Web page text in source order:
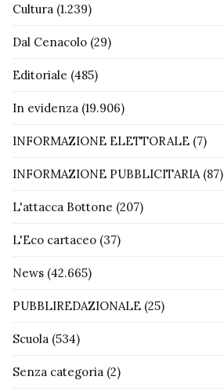
Cultura (1.239)
Dal Cenacolo (29)
Editoriale (485)
In evidenza (19.906)
INFORMAZIONE ELETTORALE (7)
INFORMAZIONE PUBBLICITARIA (87)
L'attacca Bottone (207)
L'Eco cartaceo (37)
News (42.665)
PUBBLIREDAZIONALE (25)
Scuola (534)
Senza categoria (2)